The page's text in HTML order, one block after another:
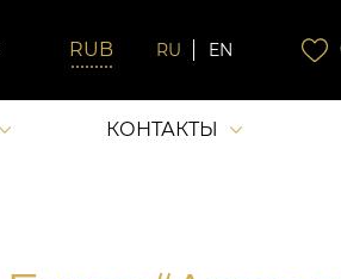
RU EN
КОНТАКТЫ